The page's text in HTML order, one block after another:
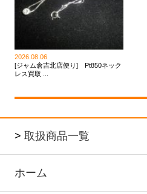
2026.08.06
[ジャム倉吉北店便り] Pt850ネック
レス買取 ...
> 取扱商品一覧
ホーム